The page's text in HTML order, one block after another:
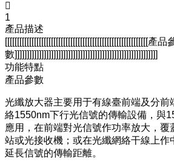

1
產品描述
[[[[[[[[[[[[[[[[[[[[[[[[[[[[[[[[[[[[[[[[[[[[[[[[[[[[[[[[[[[產品
數]]]]]]]]]]]]]]]]]]]]]]]]]]]]]]]]]]]]]]]]]]]]]]]]]]]]]]]]]]]
功能特點
產品參數
光纖放大器主要用于有線臺前端及分前
絡1550nm下行光信號的傳輸設備，與
應用，在前端對光信號作功率放大，
站或光接收機；或在光纖網絡干線上作
延長信號的傳輸距離。